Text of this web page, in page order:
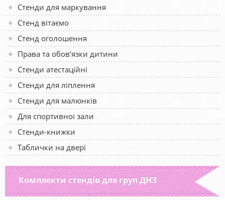
Стенди для маркування
Стенд вітаємо
Стенд оголошення
Права та обов’язки дитини
Стенди атестаційні
Стенди для ліплення
Стенди для малюнків
Для спортивної зали
Стенди-книжки
Таблички на двері
Комплекти стендів для груп ДНЗ